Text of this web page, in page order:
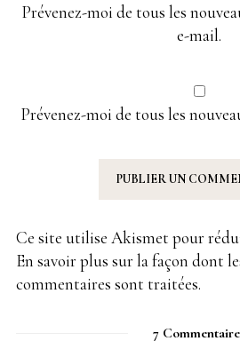
Prévenez-moi de tous les
e-mail.
Prévenez-moi de tous les
Ce site utilise Akismet pour
En savoir plus sur la façon dont
commentaires sont traitées.
7